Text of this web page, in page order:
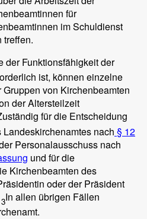
für
im Schuldienst
treffen.
der Funktionsfähigkeit der
ist, können einzelne
von Kirchenbeamten
der Altersteilzeit
für die Entscheidung
nach § 12
Personalausschuss nach
und für die
Kirchenbeamten des
oder der Präsident
3In allen übrigen Fällen